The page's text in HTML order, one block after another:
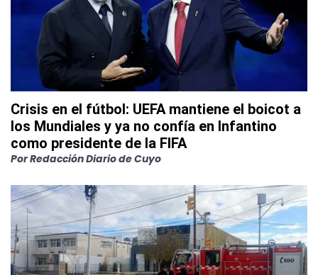
Crisis en el fútbol: UEFA mantiene el boicot a
los Mundiales y ya no confía en Infantino
como presidente de la FIFA
PorRedacción Diario de Cuyo